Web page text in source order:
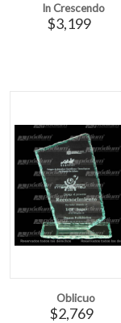
In Crescendo
$3,199
Oblicuo
$2,769